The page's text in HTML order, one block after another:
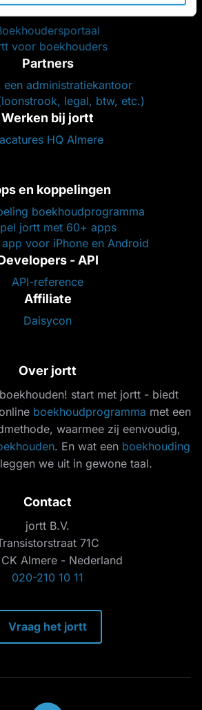
voor boekhouders
Partners
een administratiekantoor
legal, btw, etc.)
Werken bij jortt
HQ Almere
en koppelingen
boekhoudprogramma
jortt met 60+ apps
voor iPhone en Android
- API
API-reference
Affiliate
Daisycon
Over jortt
start met jortt - biedt
boekhoudprogramma met een
waarmee zij eenvoudig,
. En wat een boekhouding
we uit in gewone taal.
Contact
jortt B.V.
71C
Almere - Nederland
020-210 10 11
Vraag het jortt